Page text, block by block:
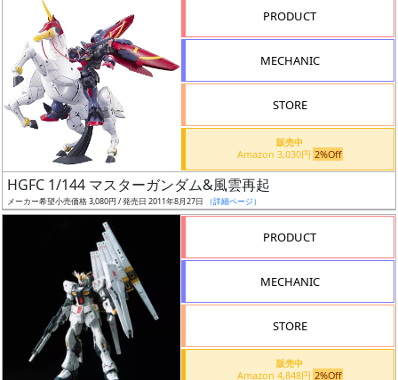
む
開
始
抽
選
PRODUCT
MECHANIC
STORE
販売中
Amazon 3,030円 2%Off
HGFC 1/144 マスターガンダム&風雲再起
メーカー希望小売価格 3,080円 / 発売日 2011年8月27日 （詳細ページ）
PRODUCT
MECHANIC
STORE
販売中
Amazon 4,848円 2%Off